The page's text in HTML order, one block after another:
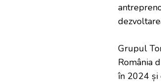
Grupul
România
în 2024 și